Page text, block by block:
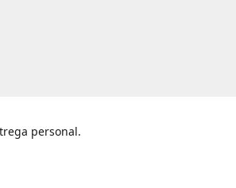
personal.